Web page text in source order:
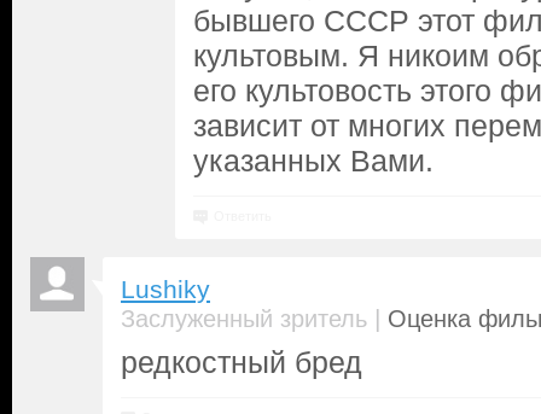
бывшего СССР этот
культовым. Я никоим
его культовость этого
зависит от многих
указанных Вами.
Lushiky
Заслуженный зритель | Оценка
редкостный бред